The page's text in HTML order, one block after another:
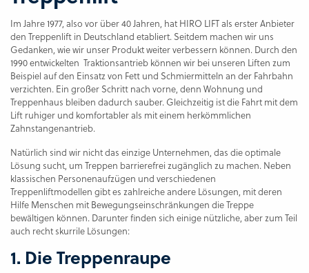
Im Jahre 1977, also vor über 40 Jahren, hat HIRO LIFT als erster Anbieter
den Treppenlift in Deutschland etabliert. Seitdem machen wir uns
Gedanken, wie wir unser Produkt weiter verbessern können. Durch den
1990 entwickelten Traktionsantrieb können wir bei unseren Liften zum
Beispiel auf den Einsatz von Fett und Schmiermitteln an der Fahrbahn
verzichten. Ein großer Schritt nach vorne, denn Wohnung und
Treppenhaus bleiben dadurch sauber. Gleichzeitig ist die Fahrt mit dem
Lift ruhiger und komfortabler als mit einem herkömmlichen
Zahnstangenantrieb.
Natürlich sind wir nicht das einzige Unternehmen, das die optimale
Lösung sucht, um Treppen barrierefrei zugänglich zu machen. Neben
klassischen Personenaufzügen und verschiedenen
Treppenliftmodellen gibt es zahlreiche andere Lösungen, mit deren
Hilfe Menschen mit Bewegungseinschränkungen die Treppe
bewältigen können. Darunter finden sich einige nützliche, aber zum Teil
auch recht skurrile Lösungen:
1. Die Treppenraupe